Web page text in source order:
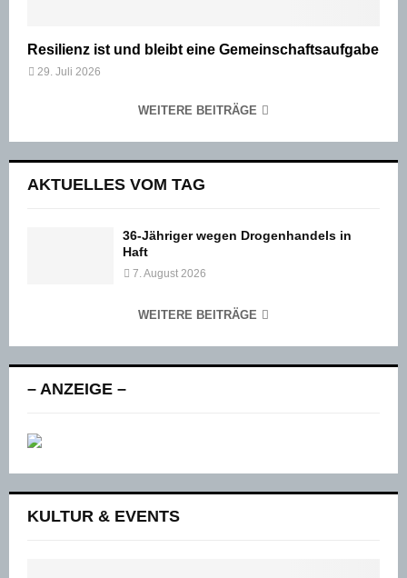
Resilienz ist und bleibt eine Gemeinschaftsaufgabe
29. Juli 2026
WEITERE BEITRÄGE
AKTUELLES VOM TAG
36-Jähriger wegen Drogenhandels in
Haft
7. August 2026
WEITERE BEITRÄGE
– ANZEIGE –
KULTUR & EVENTS